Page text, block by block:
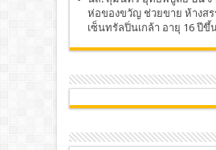
ห่อของขวัญ ช่วยขาย ห้างส
เซ็นทรัลปิ่นเกล้า อายุ 16 ปีขึ้